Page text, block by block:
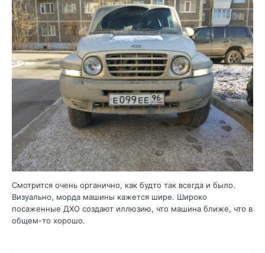
Смотрится очень органично, как будто так всегда и было.
Визуально, морда машины кажется шире. Широко
посаженные ДХО создают иллюзию, что машина ближе, что в
общем-то хорошо.